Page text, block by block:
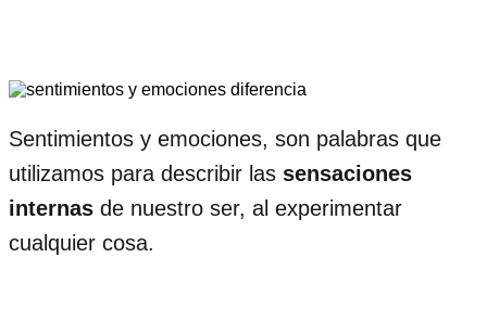
Sentimientos y emociones, son palabras que
utilizamos para describir las sensaciones
internas de nuestro ser, al experimentar
cualquier cosa.